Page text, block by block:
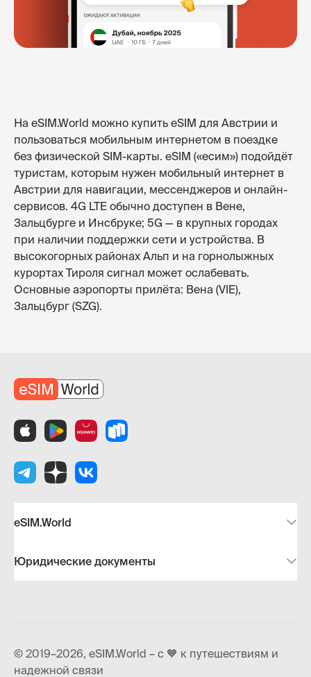
На eSIM.World можно купить eSIM для Австрии и
пользоваться мобильным интернетом в поездке
без физической SIM-карты. eSIM («есим») подойдёт
туристам, которым нужен мобильный интернет в
Австрии для навигации, мессенджеров и онлайн-
сервисов. 4G LTE обычно доступен в Вене,
Зальцбурге и Инсбруке; 5G — в крупных городах
при наличии поддержки сети и устройства. В
высокогорных районах Альп и на горнолыжных
курортах Тироля сигнал может ослабевать.
Основные аэропорты прилёта: Вена (VIE),
Зальцбург (SZG).
eSIM.World
Юридические документы
© 2019–2026, eSIM.World – с 🧡 к путешествиям и
надежной связи